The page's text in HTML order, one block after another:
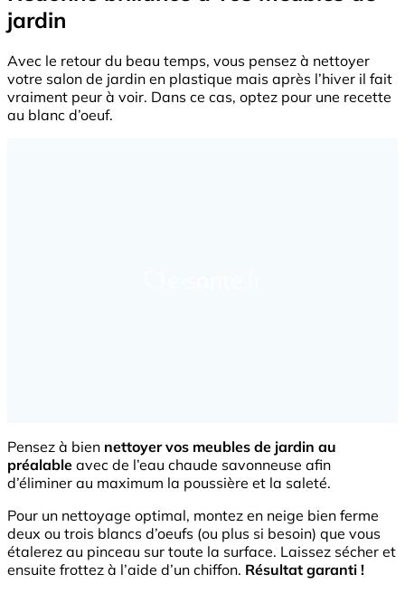
jardin
Avec le retour du beau temps, vous pensez à nettoyer
votre salon de jardin en plastique mais après l’hiver il fait
vraiment peur à voir. Dans ce cas, optez pour une recette
au blanc d’oeuf.
Pensez à bien nettoyer vos meubles de jardin au
préalable avec de l’eau chaude savonneuse afin
d’éliminer au maximum la poussière et la saleté.
Pour un nettoyage optimal, montez en neige bien ferme
deux ou trois blancs d’oeufs (ou plus si besoin) que vous
étalerez au pinceau sur toute la surface. Laissez sécher et
ensuite frottez à l’aide d’un chiffon. Résultat garanti !